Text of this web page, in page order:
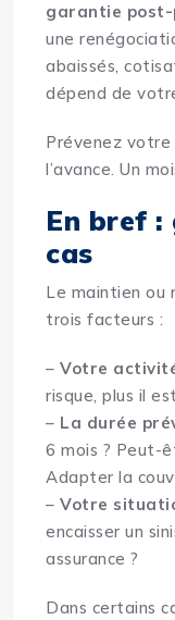
garantie
une
abaissés,
dépend de
Prévenez
l’avance. Un
En bref :
cas
Le maintien ou
trois facteurs :
–Votre
risque, plus il
– La durée
6 mois ? Peut-
Adapter la
–Votre
encaisser un
assurance ?
Dans certains